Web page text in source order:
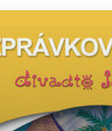
meste
Technické cookies
súbory
že umožňujú
Bez týchto
Analytické cookies